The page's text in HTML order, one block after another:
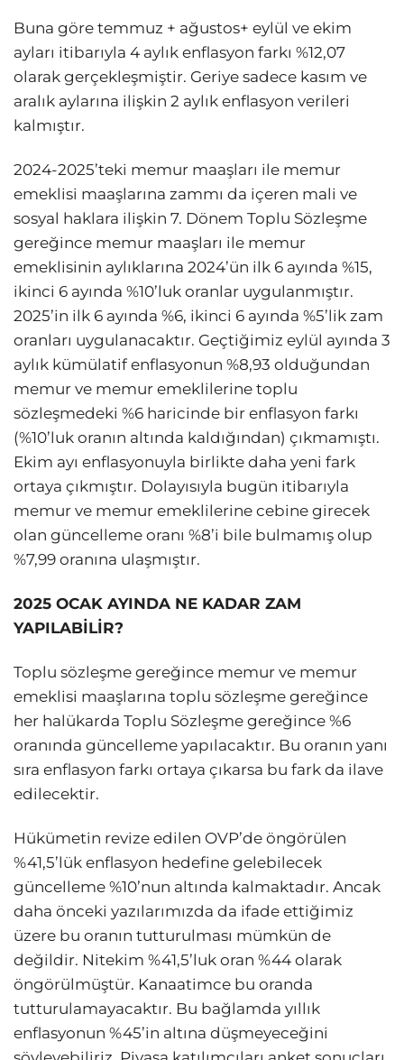
Buna göre temmuz + ağustos+ eylül ve ekim
ayları itibarıyla 4 aylık enflasyon farkı %12,07
olarak gerçekleşmiştir. Geriye sadece kasım ve
aralık aylarına ilişkin 2 aylık enflasyon verileri
kalmıştır.
2024-2025’teki memur maaşları ile memur
emeklisi maaşlarına zammı da içeren mali ve
sosyal haklara ilişkin 7. Dönem Toplu Sözleşme
gereğince memur maaşları ile memur
emeklisinin aylıklarına 2024’ün ilk 6 ayında %15,
ikinci 6 ayında %10’luk oranlar uygulanmıştır.
2025’in ilk 6 ayında %6, ikinci 6 ayında %5’lik zam
oranları uygulanacaktır. Geçtiğimiz eylül ayında 3
aylık kümülatif enflasyonun %8,93 olduğundan
memur ve memur emeklilerine toplu
sözleşmedeki %6 haricinde bir enflasyon farkı
(%10’luk oranın altında kaldığından) çıkmamıştı.
Ekim ayı enflasyonuyla birlikte daha yeni fark
ortaya çıkmıştır. Dolayısıyla bugün itibarıyla
memur ve memur emeklilerine cebine girecek
olan güncelleme oranı %8’i bile bulmamış olup
%7,99 oranına ulaşmıştır.
2025 OCAK AYINDA NE KADAR ZAM
YAPILABİLİR?
Toplu sözleşme gereğince memur ve memur
emeklisi maaşlarına toplu sözleşme gereğince
her halükarda Toplu Sözleşme gereğince %6
oranında güncelleme yapılacaktır. Bu oranın yanı
sıra enflasyon farkı ortaya çıkarsa bu fark da ilave
edilecektir.
Hükümetin revize edilen OVP’de öngörülen
%41,5’lük enflasyon hedefine gelebilecek
güncelleme %10’nun altında kalmaktadır. Ancak
daha önceki yazılarımızda da ifade ettiğimiz
üzere bu oranın tutturulması mümkün de
değildir. Nitekim %41,5’luk oran %44 olarak
öngörülmüştür. Kanaatimce bu oranda
tutturulamayacaktır. Bu bağlamda yıllık
enflasyonun %45’in altına düşmeyeceğini